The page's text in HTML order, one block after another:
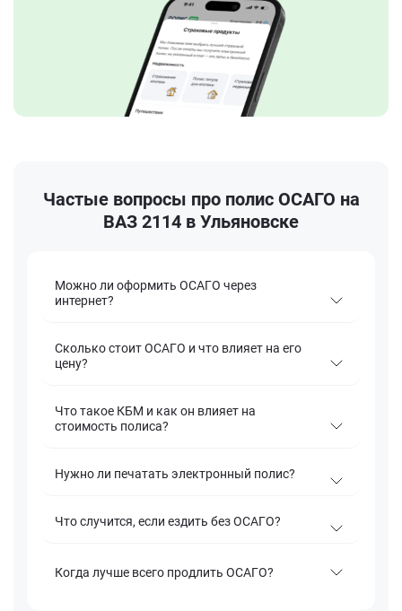
Частые вопросы про полис ОСАГО на
ВАЗ 2114 в Ульяновске
Можно ли оформить ОСАГО через
интернет?
Сколько стоит ОСАГО и что влияет на его
цену?
Что такое КБМ и как он влияет на
стоимость полиса?
Нужно ли печатать электронный полис?
Что случится, если ездить без ОСАГО?
Когда лучше всего продлить ОСАГО?